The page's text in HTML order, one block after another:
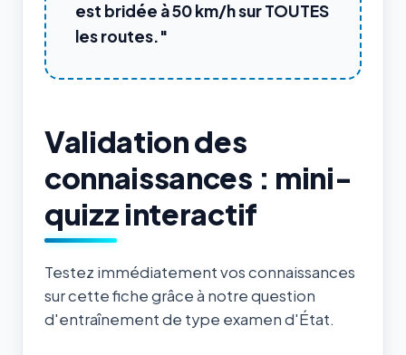
est bridée à 50 km/h sur TOUTES
les routes."
Validation des
connaissances : mini-
quizz interactif
Testez immédiatement vos connaissances
sur cette fiche grâce à notre question
d'entraînement de type examen d'État.